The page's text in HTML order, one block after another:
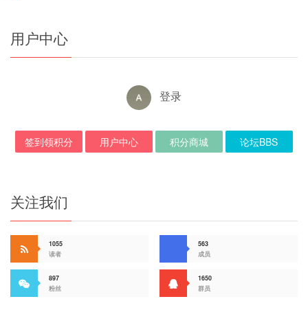
用户中心
登录
签到领积分 用户中心 积分商城 论坛BBS
关注我们
1055
读者
563
成员
897
粉丝
1650
群员